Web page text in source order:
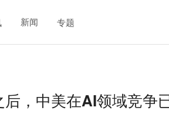
新闻 专题
，中美在AI领域竞争